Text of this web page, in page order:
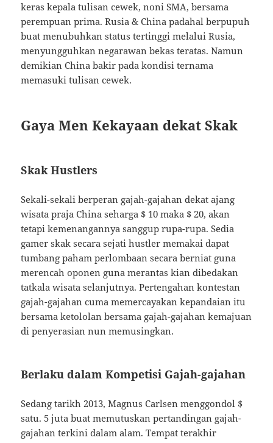
keras kepala tulisan cewek, noni SMA, bersama
perempuan prima. Rusia & China padahal berpupuh
buat menubuhkan status tertinggi melalui Rusia,
menyungguhkan negarawan bekas teratas. Namun
demikian China bakir pada kondisi ternama
memasuki tulisan cewek.
Gaya Men Kekayaan dekat Skak
Skak Hustlers
Sekali-sekali berperan gajah-gajahan dekat ajang
wisata praja China seharga $ 10 maka $ 20, akan
tetapi kemenangannya sanggup rupa-rupa. Sedia
gamer skak secara sejati hustler memakai dapat
tumbang paham perlombaan secara berniat guna
merencah oponen guna merantas kian dibedakan
tatkala wisata selanjutnya. Pertengahan kontestan
gajah-gajahan cuma memercayakan kepandaian itu
bersama ketololan bersama gajah-gajahan kemajuan
di penyerasian nun memusingkan.
Berlaku dalam Kompetisi Gajah-gajahan
Sedang tarikh 2013, Magnus Carlsen menggondol $
satu. 5 juta buat memutuskan pertandingan gajah-
gajahan terkini dalam alam. Tempat terakhir